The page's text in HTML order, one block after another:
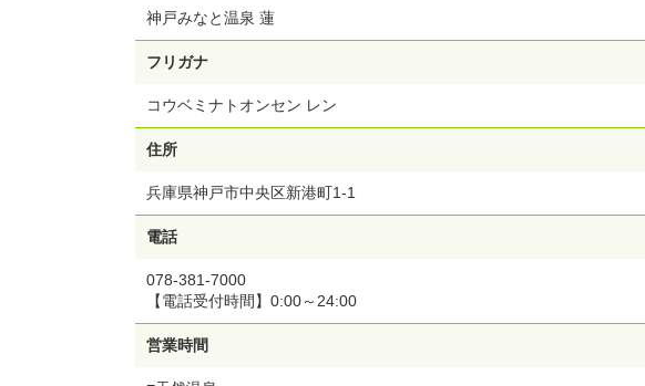
神戸みなと温泉 蓮
フリガナ
コウベミナトオンセン レン
住所
兵庫県神戸市中央区新港町1-1
電話
078-381-7000
【電話受付時間】0:00～24:00
営業時間